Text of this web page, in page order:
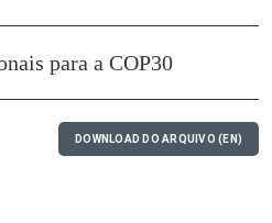
para a COP30
DOWNLOAD DO ARQUIVO (EN)